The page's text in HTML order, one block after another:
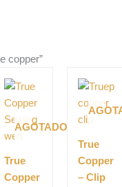
copper”
AGOTADO
True
Copper
producto
tiene
múltiples
Las
opciones
True
Copper
– Clip
tiene
Las